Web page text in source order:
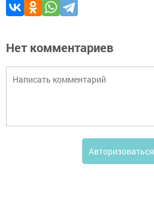
Нет комментариев
Авторизоваться